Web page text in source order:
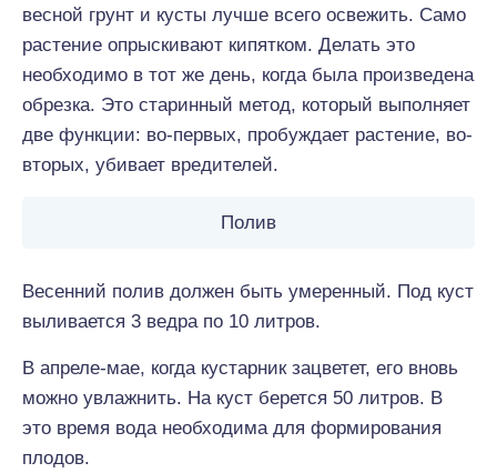
весной грунт и кусты лучше всего освежить. Само
растение опрыскивают кипятком. Делать это
необходимо в тот же день, когда была произведена
обрезка. Это старинный метод, который выполняет
две функции: во-первых, пробуждает растение, во-
вторых, убивает вредителей.
Полив
Весенний полив должен быть умеренный. Под куст
выливается 3 ведра по 10 литров.
В апреле-мае, когда кустарник зацветет, его вновь
можно увлажнить. На куст берется 50 литров. В
это время вода необходима для формирования
плодов.